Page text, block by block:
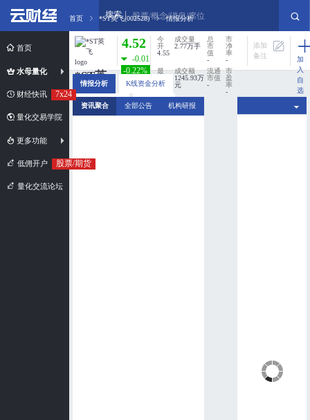
首页
水母量化
财经快讯 7x24
量化交易学院
更多功能
低佣开户 股票/期货
量化交流论坛
首页 *ST英飞(002528) 情报分析
搜索 股票/概念/消息/席位
*ST英
飞
002528
4.52
-0.01
-0.22%
今
开
4.55
成交量
2.77万手
总
市
值
-
市
净
率
-
最
4.56
成交额
1245.93万
元
流通
市值
-
市
盈
率
-
4.45
换手率
0%
添加
备注
加
入
自
选
情报分析 K线资金分析
分时资金分析 新闻扫描
资讯聚合 全部公告 机构研报